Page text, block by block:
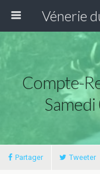
Compte-
Partager Tweeter